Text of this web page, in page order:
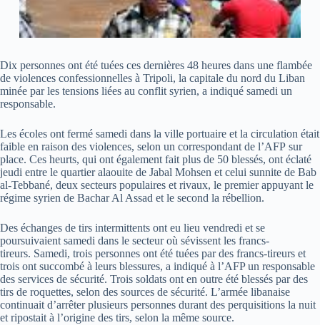
Dix personnes ont été tuées ces dernières 48 heures dans une flambée
de violences confessionnelles à Tripoli, la capitale du nord du Liban
minée par les tensions liées au conflit syrien, a indiqué samedi un
responsable.
Les écoles ont fermé samedi dans la ville portuaire et la circulation était
faible en raison des violences, selon un correspondant de l’AFP sur
place. Ces heurts, qui ont également fait plus de 50 blessés, ont éclaté
jeudi entre le quartier alaouite de Jabal Mohsen et celui sunnite de Bab
al-Tebbané, deux secteurs populaires et rivaux, le premier appuyant le
régime syrien de Bachar Al Assad et le second la rébellion.
Des échanges de tirs intermittents ont eu lieu vendredi et se
poursuivaient samedi dans le secteur où sévissent les francs-
tireurs. Samedi, trois personnes ont été tuées par des francs-tireurs et
trois ont succombé à leurs blessures, a indiqué à l’AFP un responsable
des services de sécurité. Trois soldats ont en outre été blessés par des
tirs de roquettes, selon des sources de sécurité. L’armée libanaise
continuait d’arrêter plusieurs personnes durant des perquisitions la nuit
et ripostait à l’origine des tirs, selon la même source.